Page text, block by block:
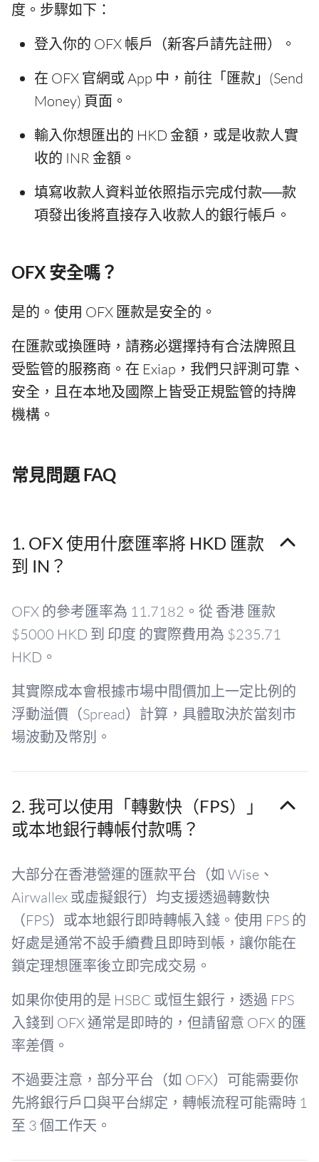
度。步驟如下：
登入你的 OFX 帳戶（新客戶請先註冊）。
在 OFX 官網或 App 中，前往「匯款」(Send
Money) 頁面。
輸入你想匯出的 HKD 金額，或是收款人實
收的 INR 金額。
填寫收款人資料並依照指示完成付款──款
項發出後將直接存入收款人的銀行帳戶。
OFX 安全嗎？
是的。使用 OFX 匯款是安全的。
在匯款或換匯時，請務必選擇持有合法牌照且
受監管的服務商。在 Exiap，我們只評測可靠、
安全，且在本地及國際上皆受正規監管的持牌
機構。
常見問題 FAQ
1. OFX 使用什麼匯率將 HKD 匯款
到 IN？
OFX 的參考匯率為 11.7182。從 香港 匯款
$5000 HKD 到 印度 的實際費用為 $235.71
HKD。
其實際成本會根據市場中間價加上一定比例的
浮動溢價（Spread）計算，具體取決於當刻市
場波動及幣別。
2. 我可以使用「轉數快（FPS）」
或本地銀行轉帳付款嗎？
大部分在香港營運的匯款平台（如 Wise、
Airwallex 或虛擬銀行）均支援透過轉數快
（FPS）或本地銀行即時轉帳入錢。使用 FPS 的
好處是通常不設手續費且即時到帳，讓你能在
鎖定理想匯率後立即完成交易。
如果你使用的是 HSBC 或恒生銀行，透過 FPS
入錢到 OFX 通常是即時的，但請留意 OFX 的匯
率差價。
不過要注意，部分平台（如 OFX）可能需要你
先將銀行戶口與平台綁定，轉帳流程可能需時 1
至 3 個工作天。